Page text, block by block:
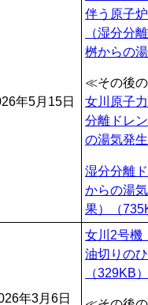
年5月15日
伴う原子
（湿分分
桝からの
≪その後
女川原子
分離ドレ
の湯気発
湿分分離
からの湯
果）
（
年3月6日
女川2号
油切りの
（329KB）